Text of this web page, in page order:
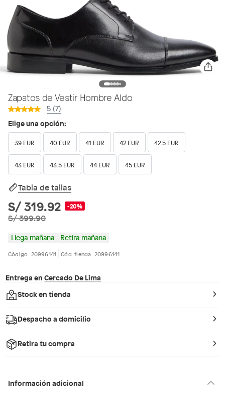
Zapatos de Vestir Hombre Aldo
5 (7)
Elige una opción:
39 EUR 40 EUR 41 EUR 42 EUR 42.5 EUR
43 EUR 43.5 EUR 44 EUR 45 EUR
Tabla de tallas
S/ 319.92 -20%
S/ 399.90
Llega mañana Retira mañana
Código: 20996141 Cód. tienda: 20996141
Entrega en Cercado De Lima
Stock en tienda
Despacho a domicilio
Retira tu compra
Información adicional